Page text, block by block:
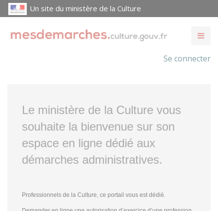
Un site du ministère de la Culture
Se connecter
Le ministère de la Culture vous
souhaite la bienvenue sur son
espace en ligne dédié aux
démarches administratives.
Professionnels de la Culture, ce portail vous est dédié.